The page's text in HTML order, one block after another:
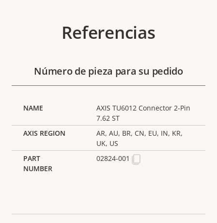
Referencias
Número de pieza para su pedido
AXIS TU6012 Connector 2-Pin
7.62 ST
AR, AU, BR, CN, EU, IN, KR,
UK, US
02824-001